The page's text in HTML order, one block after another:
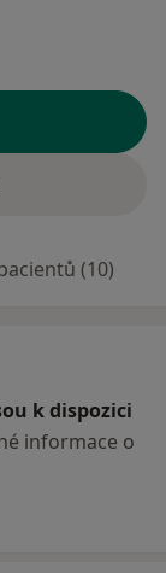
(10)
k dispozici
informace o